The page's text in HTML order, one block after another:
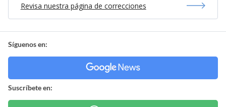
Revisa nuestra página de correcciones
Síguenos en:
Suscríbete en: